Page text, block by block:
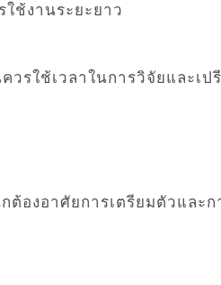
ช้งานระยะยาว
รใช้เวลาในการวิจัยและเป
ต้องอาศัยการเตรียมตัวและ